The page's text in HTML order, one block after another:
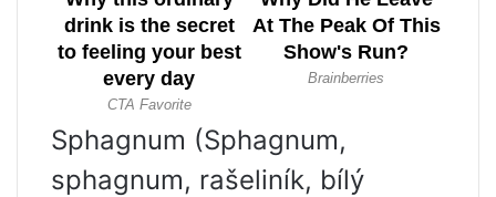
Sphagnum (Sphagnum,
sphagnum, rašeliník, bílý